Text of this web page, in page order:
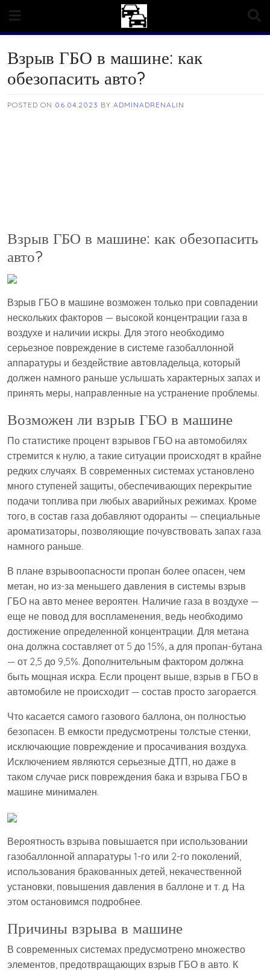
content
Взрыв ГБО в машине: как
обезопасить авто?
POSTED ON 06.04.2023 BY ADMINADRENALIN
Взрыв ГБО в машине: как обезопасить
авто?
Взрыв ГБО в машине возможен только при совпадении
нескольких факторов — высокой концентрации газа в
воздухе и наличии искры. Для этого необходимо
серьезное повреждение в системе газобаллонной
аппаратуры и бездействие автовладельца, который
должен намного раньше услышать характерных запах и
принять меры, направленные на устранение проблемы.
Возможен ли взрыв ГБО в машине
По статистике процент взрывов ГБО на автомобилях
стремится к нулю, а такие ситуации происходят в крайне
редких случаях. В современных системах установлено
много ступеней защиты, обеспечивающих перекрытие
подачи топлива при любых аварийных режимах. Кроме
того, в состав газа добавляют одоранты — специальные
ароматизаторы, позволяющие почувствовать запах газа
намного раньше.
В плане взрывоопасности пропан более опасен, чем
метан, но из-за меньшего давления в системы взрыв
ГБО на авто менее вероятен. Наличие газа в воздухе —
еще не повод для воспламенения, ведь необходимо
достижение определенной концентрации. Для метана
она должна составляет от 5 до 15%, а для пропан-бутана
— от 2,5 до 9,5%. Дополнительным фактором должна
быть мощная искра. Если процент выше, взрыв в ГБО в
автомобиле не происходит — состав просто загорается.
Что касается самого газового баллона, он полностью
безопасен. В емкости предусмотрены толстые стенки,
исключающие повреждение и просачивания воздуха.
Исключением являются серьезные ДТП, но даже в
таком случае риск повреждения бака и взрыва ГБО в
машине минимален.
Вероятность взрыва повышается при использовании
газобаллонной аппаратуры 1-го или 2-го поколений,
использования бракованных детей, некачественной
установки, повышения давления в баллоне и т. д. На
этом остановимся подробнее.
Причины взрыва в машине
В современных системах предусмотрено множество
элементов, предотвращающих взрыв ГБО в авто. К